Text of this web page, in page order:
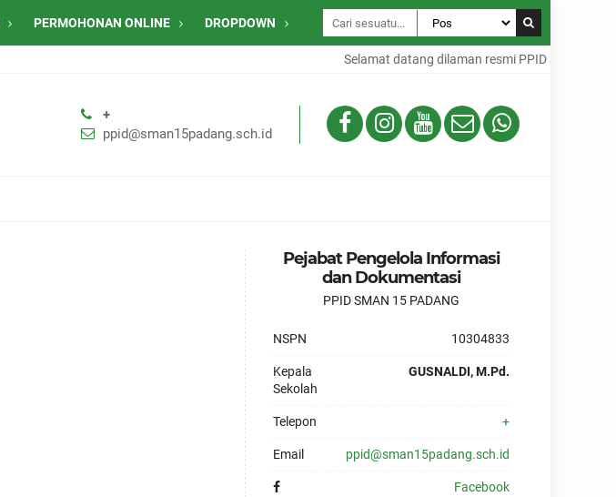
PERMOHONAN ONLINE DROPDOWN
Selamat datang dilaman resmi PPID SMAN 15
+
ppid@sman15padang.sch.id
Pejabat Pengelola Informasi
dan Dokumentasi
PPID SMAN 15 PADANG
NSPN 10304833
Kepala
Sekolah
GUSNALDI, M.Pd.
Telepon +
Email ppid@sman15padang.sch.id
Facebook